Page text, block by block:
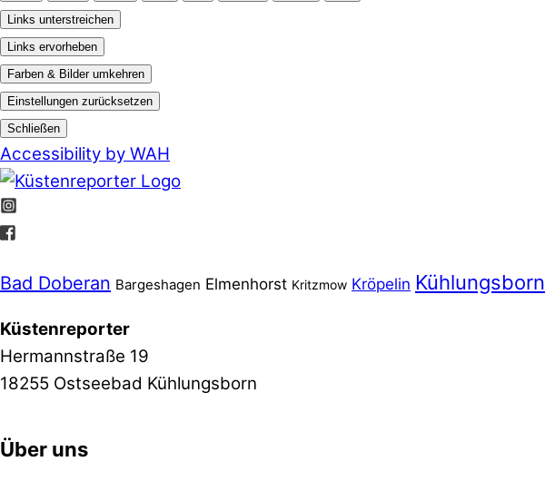
Links unterstreichen
Links ervorheben
Farben & Bilder umkehren
Einstellungen zurücksetzen
Schließen
Accessibility by WAH
Bad Doberan Bargeshagen Elmenhorst Kritzmow Kröpelin Kühlungsborn
Küstenreporter
Hermannstraße 19
18255 Ostseebad Kühlungsborn
Über uns